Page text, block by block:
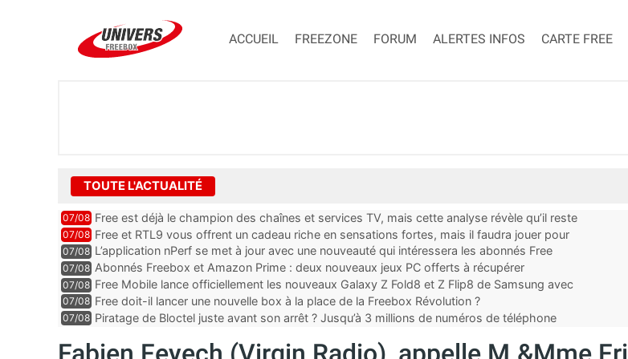
ACCUEIL FREEZONE FORUM ALERTES INFOS CARTE FREE
TOUTE L'ACTUALITÉ
07/08 Free est déjà le champion des chaînes et services TV, mais cette analyse révèle qu’il reste
encore au moin...
07/08 Free et RTL9 vous offrent un cadeau riche en sensations fortes, mais il faudra jouer pour
l’obtenir
07/08 L’application nPerf se met à jour avec une nouveauté qui intéressera les abonnés Free
Mobile, Orange, SFR ...
07/08 Abonnés Freebox et Amazon Prime : deux nouveaux jeux PC offerts à récupérer
07/08 Free Mobile lance officiellement les nouveaux Galaxy Z Fold8 et Z Flip8 de Samsung avec
des promos et des cadeaux
07/08 Free doit-il lancer une nouvelle box à la place de la Freebox Révolution ?
07/08 Piratage de Bloctel juste avant son arrêt ? Jusqu’à 3 millions de numéros de téléphone